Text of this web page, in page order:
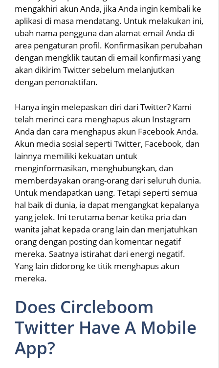
mengakhiri akun Anda, jika Anda ingin kembali ke
aplikasi di masa mendatang. Untuk melakukan ini,
ubah nama pengguna dan alamat email Anda di
area pengaturan profil. Konfirmasikan perubahan
dengan mengklik tautan di email konfirmasi yang
akan dikirim Twitter sebelum melanjutkan
dengan penonaktifan.
Hanya ingin melepaskan diri dari Twitter? Kami
telah merinci cara menghapus akun Instagram
Anda dan cara menghapus akun Facebook Anda.
Akun media sosial seperti Twitter, Facebook, dan
lainnya memiliki kekuatan untuk
menginformasikan, menghubungkan, dan
memberdayakan orang-orang dari seluruh dunia.
Untuk mendapatkan uang. Tetapi seperti semua
hal baik di dunia, ia dapat mengangkat kepalanya
yang jelek. Ini terutama benar ketika pria dan
wanita jahat kepada orang lain dan menjatuhkan
orang dengan posting dan komentar negatif
mereka. Saatnya istirahat dari energi negatif.
Yang lain didorong ke titik menghapus akun
mereka.
Does Circleboom
Twitter Have A Mobile
App?